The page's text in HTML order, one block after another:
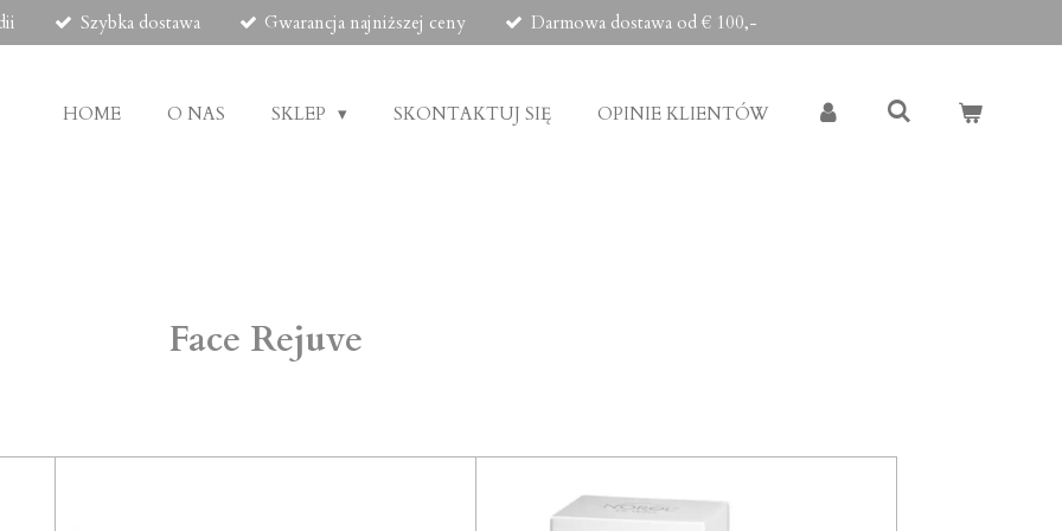
Szybka dostawa Gwarancja najniższej ceny Darmowa dostawa od € 100,-
HOME O NAS SKLEP SKONTAKTUJ SIĘ OPINIE KLIENTÓW
Face Rejuve